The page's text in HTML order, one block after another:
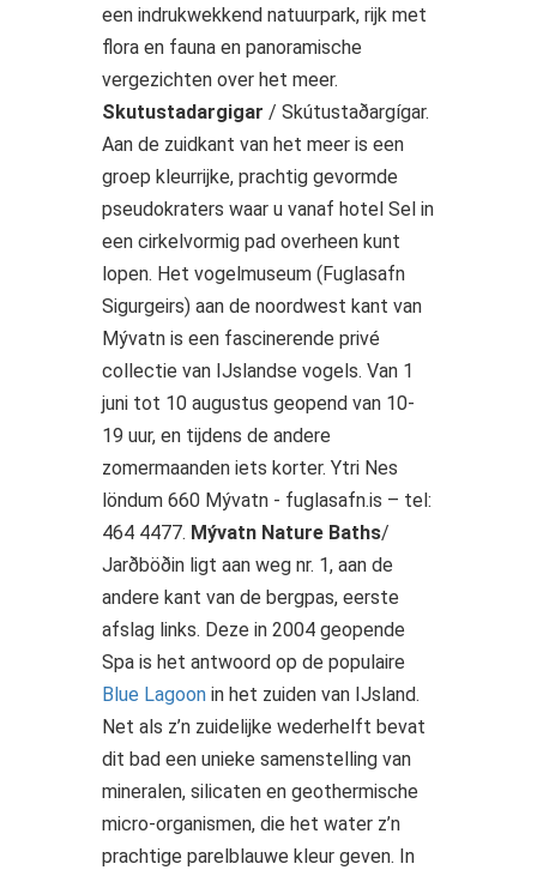
een indrukwekkend natuurpark, rijk met
flora en fauna en panoramische
vergezichten over het meer.
Skutustadargigar / Skútustaðargígar.
Aan de zuidkant van het meer is een
groep kleurrijke, prachtig gevormde
pseudokraters waar u vanaf hotel Sel in
een cirkelvormig pad overheen kunt
lopen. Het vogelmuseum (Fuglasafn
Sigurgeirs) aan de noordwest kant van
Mývatn is een fascinerende privé
collectie van IJslandse vogels. Van 1
juni tot 10 augustus geopend van 10-
19 uur, en tijdens de andere
zomermaanden iets korter. Ytri Nes
löndum 660 Mývatn - fuglasafn.is – tel:
464 4477. Mývatn Nature Baths/
Jarðböðin ligt aan weg nr. 1, aan de
andere kant van de bergpas, eerste
afslag links. Deze in 2004 geopende
Spa is het antwoord op de populaire
Blue Lagoon in het zuiden van IJsland.
Net als z’n zuidelijke wederhelft bevat
dit bad een unieke samenstelling van
mineralen, silicaten en geothermische
micro-organismen, die het water z’n
prachtige parelblauwe kleur geven. In